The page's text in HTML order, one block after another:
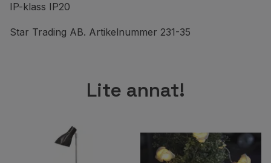
IP-klass IP20
Star Trading AB. Artikelnummer 231-35
Lite annat!